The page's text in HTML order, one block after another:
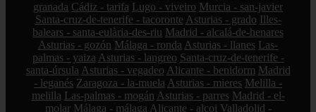
granada Cádiz - tarifa Lugo - viveiro Murcia - san-javier
Santa-cruz-de-tenerife - tacoronte Asturias - grado Illes-
balears - santa-eulària-des-riu Madrid - alcalá-de-henares
Asturias - gozón Málaga - ronda Asturias - llanes Las-
palmas - yaiza Asturias - langreo Santa-cruz-de-tenerife -
santa-úrsula Asturias - vegadeo Alicante - benidorm Madrid
- leganés Zaragoza - la-muela Asturias - mieres Melilla -
melilla Las-palmas - mogán Asturias - parres Madrid - el-
molar Málaga - málaga Alicante - alcoi Valladolid -